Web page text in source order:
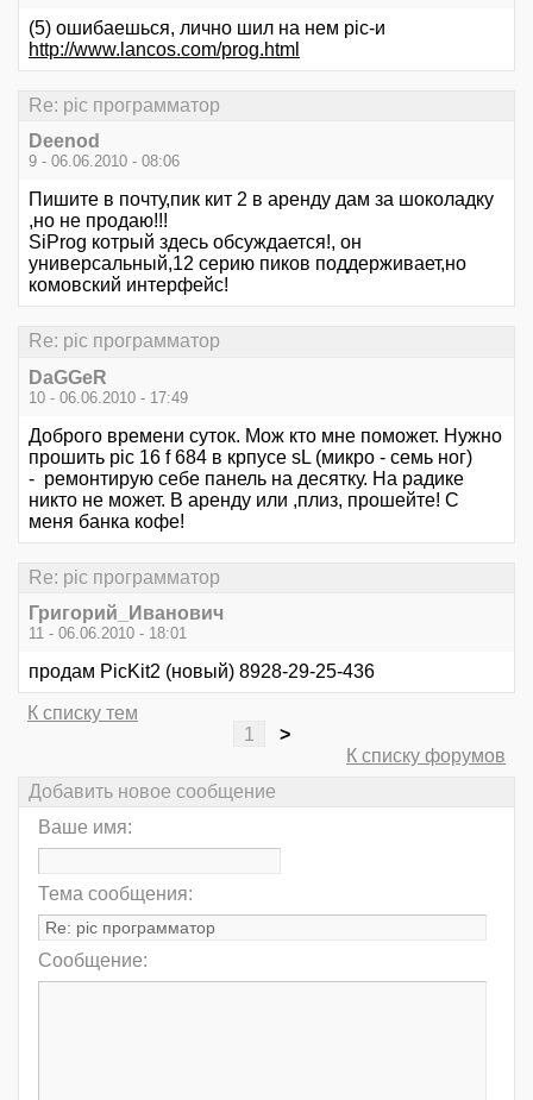
(5) ошибаешься, лично шил на нем pic-и
http://www.lancos.com/prog.html
Re: pic программатор
Deenod
9 - 06.06.2010 - 08:06
Пишите в почту,пик кит 2 в аренду дам за шоколадку
,но не продаю!!!
SiProg котрый здесь обсуждается!, он
универсальный,12 серию пиков поддерживает,но
комовский интерфейс!
Re: pic программатор
DaGGeR
10 - 06.06.2010 - 17:49
Доброго времени суток. Мож кто мне поможет. Нужно
прошить pic 16 f 684 в крпусе sL (микро - семь ног)
- ремонтирую себе панель на десятку. На радике
никто не может. В аренду или ,плиз, прошейте! С
меня банка кофе!
Re: pic программатор
Григорий_Иванович
11 - 06.06.2010 - 18:01
продам PicKit2 (новый) 8928-29-25-436
К списку тем
1
>
К списку форумов
Добавить новое сообщение
Ваше имя:
Тема сообщения:
Сообщение: